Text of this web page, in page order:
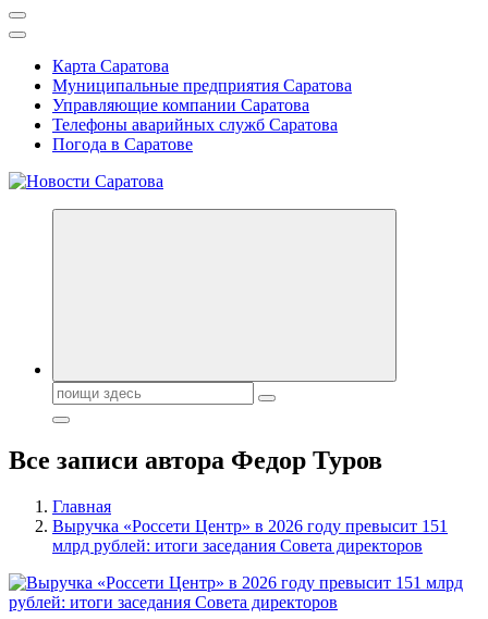
Карта Саратова
Муниципальные предприятия Саратова
Управляющие компании Саратова
Телефоны аварийных служб Саратова
Погода в Саратове
Поиск:
Все записи автора Федор Туров
Главная
Выручка «Россети Центр» в 2026 году превысит 151
млрд рублей: итоги заседания Совета директоров